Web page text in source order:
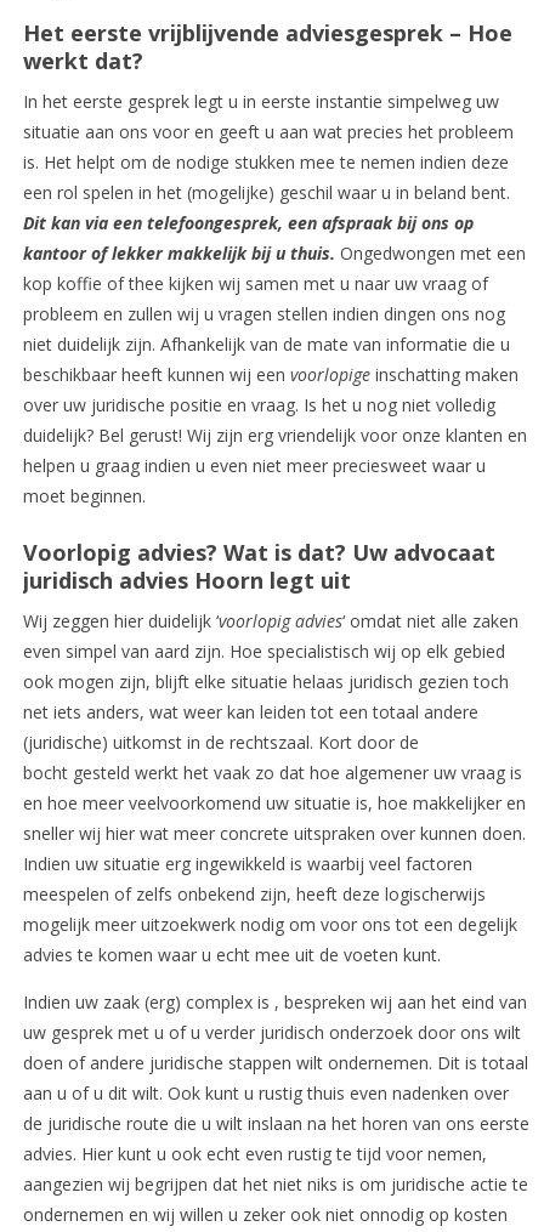
Het eerste vrijblijvende adviesgesprek – Hoe
werkt dat?
In het eerste gesprek legt u in eerste instantie simpelweg uw
situatie aan ons voor en geeft u aan wat precies het probleem
is. Het helpt om de nodige stukken mee te nemen indien deze
een rol spelen in het (mogelijke) geschil waar u in beland bent.
Dit kan via een telefoongesprek, een afspraak bij ons op
kantoor of lekker makkelijk bij u thuis. Ongedwongen met een
kop koffie of thee kijken wij samen met u naar uw vraag of
probleem en zullen wij u vragen stellen indien dingen ons nog
niet duidelijk zijn. Afhankelijk van de mate van informatie die u
beschikbaar heeft kunnen wij een voorlopigeinschatting maken
over uw juridische positie en vraag. Is het u nog niet volledig
duidelijk? Bel gerust! Wij zijn erg vriendelijk voor onze klanten en
helpen u graag indien u even niet meer preciesweet waar u
moet beginnen.
Voorlopig advies? Wat is dat? Uw advocaat
juridisch advies Hoorn legt uit
Wij zeggen hier duidelijk ‘voorlopig advies‘ omdat niet alle zaken
even simpel van aard zijn. Hoe specialistisch wij op elk gebied
ook mogen zijn, blijft elke situatie helaas juridisch gezien toch
net iets anders, wat weer kan leiden tot een totaal andere
(juridische) uitkomst in de rechtszaal. Kort door de
bocht gesteld werkt het vaak zo dat hoe algemener uw vraag is
en hoe meer veelvoorkomend uw situatie is, hoe makkelijker en
sneller wij hier wat meer concrete uitspraken over kunnen doen.
Indien uw situatie erg ingewikkeld is waarbij veel factoren
meespelen of zelfs onbekend zijn, heeft deze logischerwijs
mogelijk meer uitzoekwerk nodig om voor ons tot een degelijk
advies te komen waar u echt mee uit de voeten kunt.
Indien uw zaak (erg) complex is , bespreken wij aan het eind van
uw gesprek met u of u verder juridisch onderzoek door ons wilt
doen of andere juridische stappen wilt ondernemen. Dit is totaal
aan u of u dit wilt. Ook kunt u rustig thuis even nadenken over
de juridische route die u wilt inslaan na het horen van ons eerste
advies. Hier kunt u ook echt even rustig te tijd voor nemen,
aangezien wij begrijpen dat het niet niks is om juridische actie te
ondernemen en wij willen u zeker ook niet onnodig op kosten